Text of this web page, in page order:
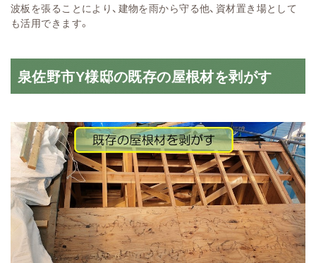
波板を張ることにより、建物を雨から守る他、資材置き場として
も活用できます。
泉佐野市Y様邸の既存の屋根材を剥がす